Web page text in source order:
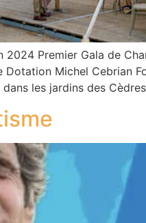
2024 Premier Gala de
Michel Cebrian
les jardins des